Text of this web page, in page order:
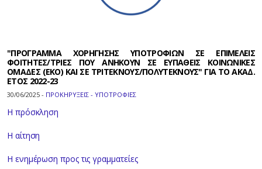
"ΠΡΟΓΡΑΜΜΑ ΧΟΡΗΓΗΣΗΣ ΥΠΟΤΡΟΦΙΩΝ ΣΕ ΕΠΙΜΕΛΕΙΣ
ΦΟΙΤΗΤΕΣ/ΤΡΙΕΣ ΠΟΥ ΑΝΗΚΟΥΝ ΣΕ ΕΥΠΑΘΕΙΣ ΚΟΙΝΩΝΙΚΕΣ
ΟΜΑΔΕΣ (ΕΚΟ) ΚΑΙ ΣΕ ΤΡΙΤΕΚΝΟΥΣ/ΠΟΛΥΤΕΚΝΟΥΣ" ΓΙΑ ΤΟ ΑΚΑΔ.
ΕΤΟΣ 2022-23
30/06/2025 - ΠΡΟΚΗΡΥΞΕΙΣ - ΥΠΟΤΡΟΦΙΕΣ
Η πρόσκληση
Η αίτηση
Η ενημέρωση προς τις γραμματείες